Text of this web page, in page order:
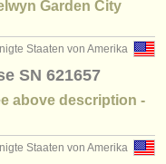
Garden City
Staaten von Amerika
SN 621657
above description -
Staaten von Amerika